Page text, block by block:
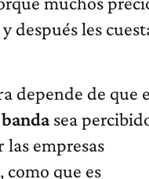
después les
depende de que
sea
las empresas
como que es